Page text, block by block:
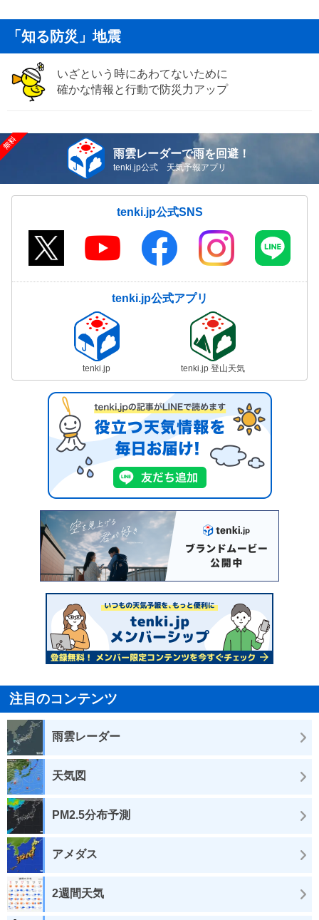
「知る防災」地震
いざという時にあわてないために
確かな情報と行動で防災力アップ
雨雲レーダーで雨を回避！
tenki.jp公式 天気予報アプリ
tenki.jp公式SNS
tenki.jp公式アプリ
tenki.jp tenki.jp 登山天気
注目のコンテンツ
雨雲レーダー
天気図
PM2.5分布予測
アメダス
2週間天気